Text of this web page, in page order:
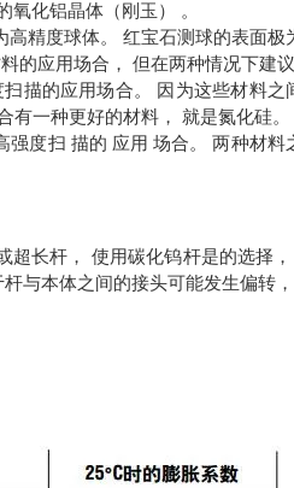
氧化铝晶体（刚玉） 。
精度球体。 红宝石测球的表面
的应用场合， 但在两种情况下建
描的应用场合。 因为这些材料
有一种更好的材料， 就是氮化硅。
强度扫 描的 应用 场合。 两种材
超长杆， 使用碳化钨杆是的选择
与本体之间的接头可能发生偏转